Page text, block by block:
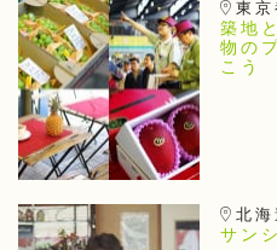
東京
築地
物の
こう
北海
サン